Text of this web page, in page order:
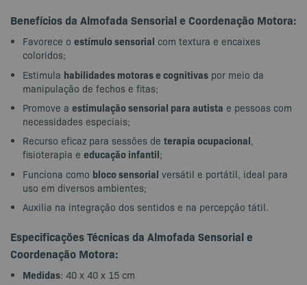
Benefícios da Almofada Sensorial e Coordenação Motora:
Favorece oestímulo sensorial com textura e encaixes
coloridos;
Estimula habilidades motoras e cognitivas por meio da
manipulação de fechos e fitas;
Promove aestimulação sensorial para autista e pessoas com
necessidades especiais;
Recurso eficaz para sessões deterapia ocupacional,
fisioterapia eeducação infantil;
Funciona como bloco sensorial versátil e portátil, ideal para
uso em diversos ambientes;
Auxilia na integração dos sentidos e na percepção tátil.
Especificações Técnicas da Almofada Sensorial e
Coordenação Motora:
Medidas: 40 x 40 x 15 cm